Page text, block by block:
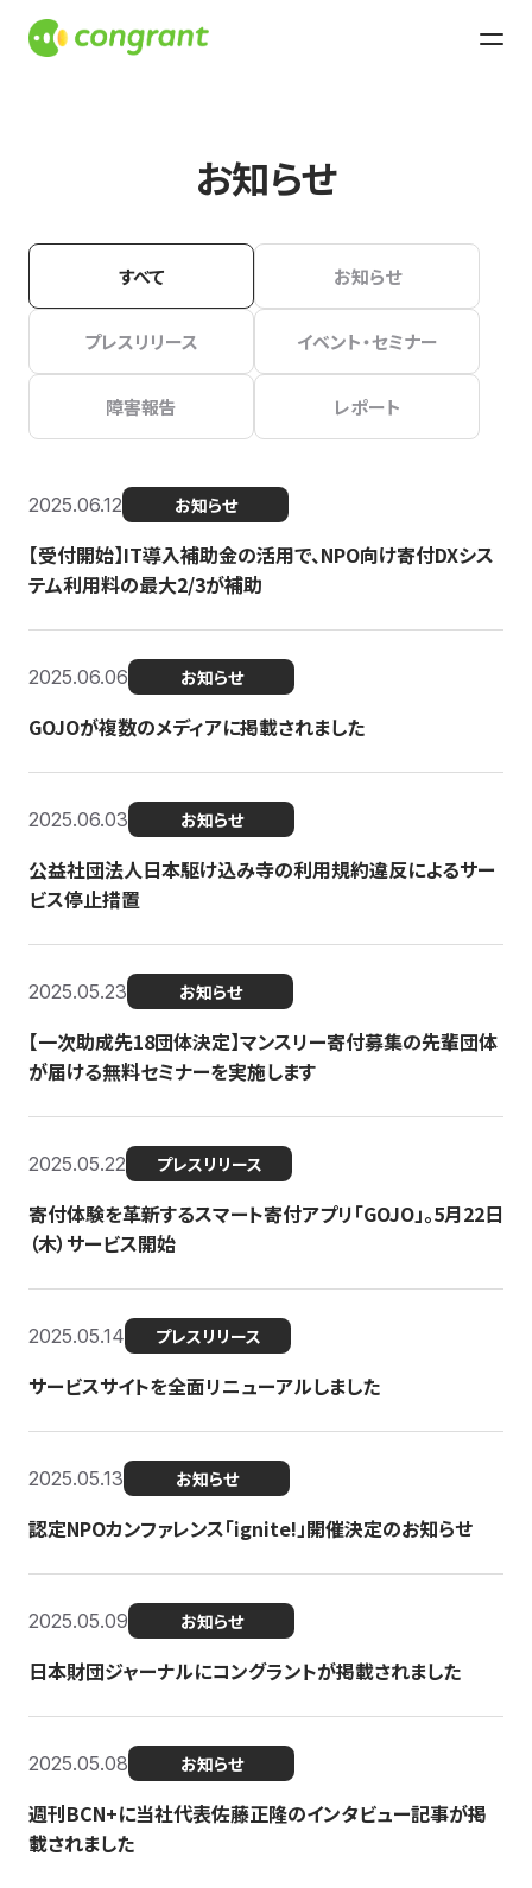
お知らせ
すべて お知らせ
プレスリリース イベント・セミナー
障害報告 レポート
2025.06.12 お知らせ
【受付開始】IT導入補助金の活用で、NPO向け寄付DXシス
テム利用料の最大2/3が補助
2025.06.06 お知らせ
GOJOが複数のメディアに掲載されました
2025.06.03 お知らせ
公益社団法人日本駆け込み寺の利用規約違反によるサー
ビス停止措置
2025.05.23 お知らせ
【一次助成先18団体決定】マンスリー寄付募集の先輩団体
が届ける無料セミナーを実施します
2025.05.22 プレスリリース
寄付体験を革新するスマート寄付アプリ「GOJO」。5月22日
（木）サービス開始
2025.05.14 プレスリリース
サービスサイトを全面リニューアルしました
2025.05.13 お知らせ
認定NPOカンファレンス「ignite!」開催決定のお知らせ
2025.05.09 お知らせ
日本財団ジャーナルにコングラントが掲載されました
2025.05.08 お知らせ
週刊BCN+に当社代表佐藤正隆のインタビュー記事が掲
載されました